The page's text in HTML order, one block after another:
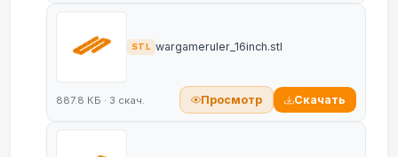
STL wargameruler_16inch.stl
887.8 КБ · 3 скач. Просмотр Скачать